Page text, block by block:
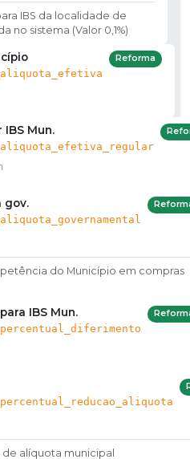
IBS da localidade de
no sistema (Valor 0,1%)
Reforma
Mun.
gov.
do Município em compras
IBS Mun.
alíquota municipal